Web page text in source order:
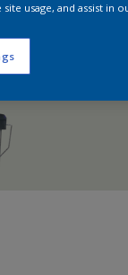
site usage, and assist in